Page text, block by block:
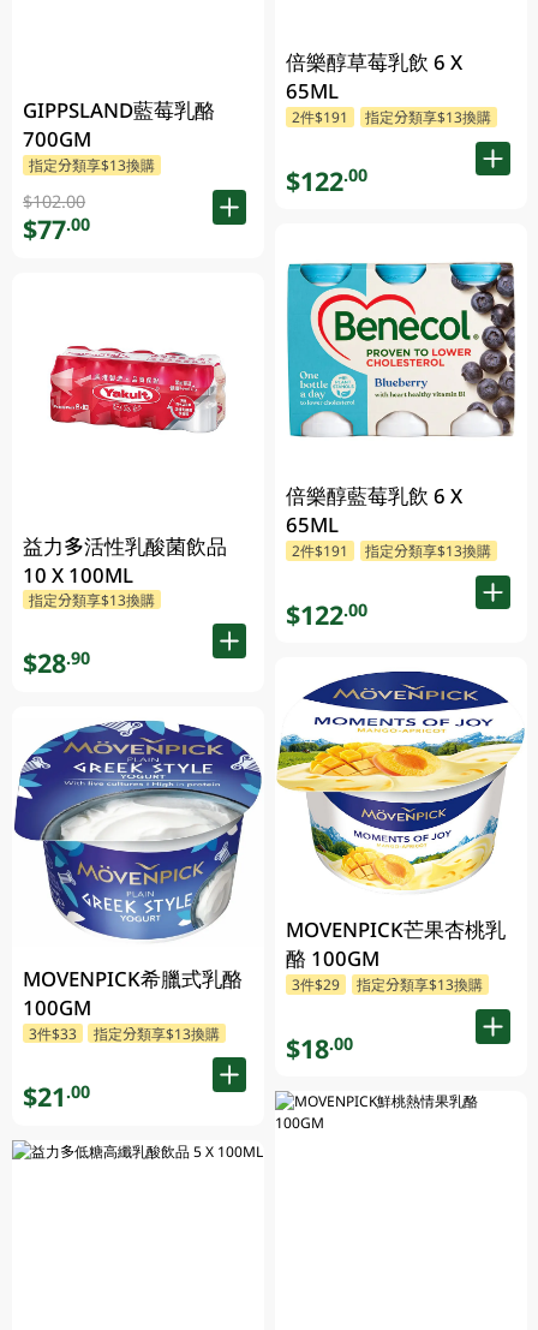
GIPPSLAND藍莓乳酪
700GM
指定分類享$13換購
$102.00
$77.00
益力多活性乳酸菌飲品
10 X 100ML
指定分類享$13換購
$28.90
MOVENPICK希臘式乳酪
100GM
3件$33 指定分類享$13換購
$21.00
倍樂醇草莓乳飲 6 X
65ML
2件$191 指定分類享$13換購
$122.00
倍樂醇藍莓乳飲 6 X
65ML
2件$191 指定分類享$13換購
$122.00
MOVENPICK芒果杏桃乳
酪 100GM
3件$29 指定分類享$13換購
$18.00